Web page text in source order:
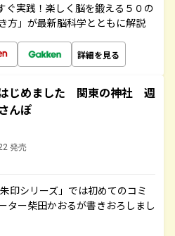
ぐ実践！楽しく脳を鍛える５０の
方」が最新脳科学とともに解説
詳細を見る
じめました 関東の神社 週
んぽ
発売
印シリーズ」では初めてのコミ
ター柴田かおるが書きおろしまし